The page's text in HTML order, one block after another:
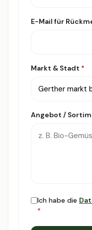
E-Mail für
Markt & Stadt *
Angebot /
Ich habe die
*